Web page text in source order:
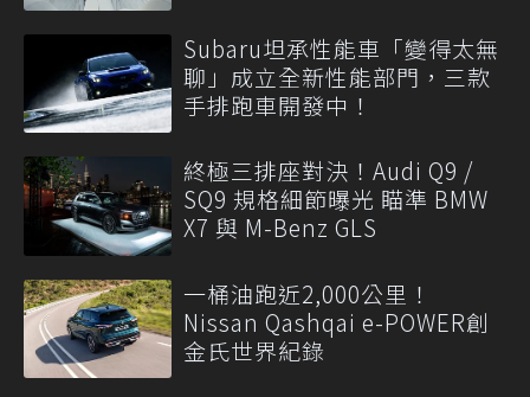
Subaru坦承性能車「變得太無
聊」成立全新性能部門，三款
手排跑車開發中！
終極三排座對決！Audi Q9 /
SQ9 規格細節曝光 瞄準 BMW
X7 與 M-Benz GLS
一桶油跑近2,000公里！
Nissan Qashqai e-POWER創
金氏世界紀錄